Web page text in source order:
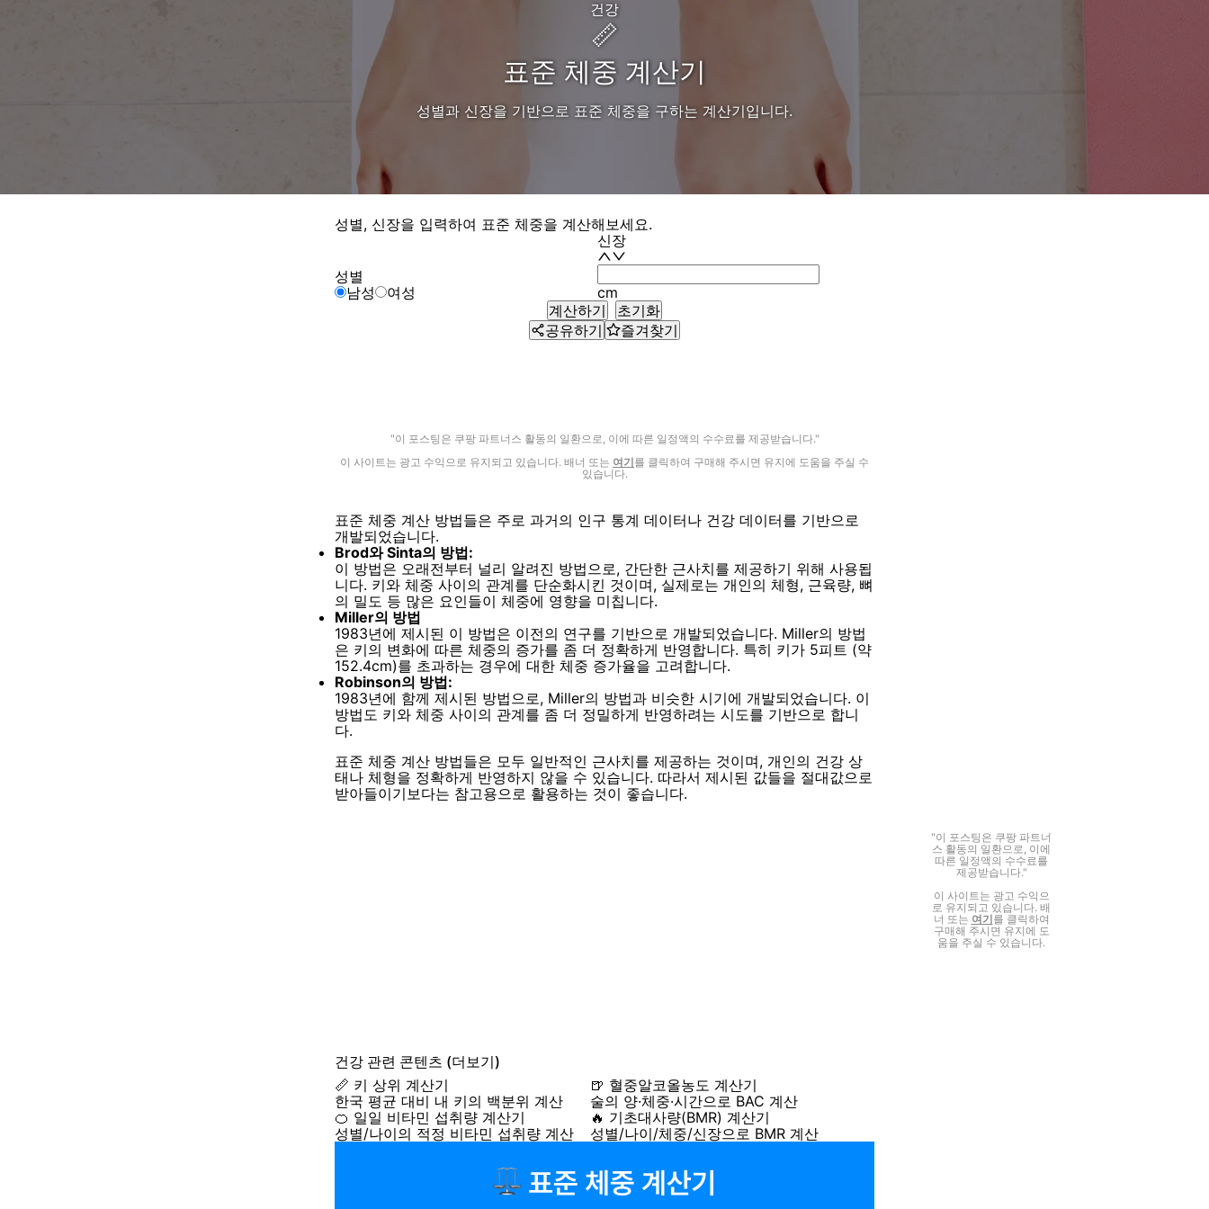
건강
📏
표준 체중 계산기
성별과 신장을 기반으로 표준 체중을 구하는 계산기입니다.
성별, 신장을 입력하여 표준 체중을 계산해보세요.
성별
남성
여성
신장
cm
계산하기
초기화
공유하기
즐겨찾기
"이 포스팅은 쿠팡 파트너스 활동의 일환으로, 이에 따른 일정액의 수수료를 제공받습니다."
이 사이트는 광고 수익으로 유지되고 있습니다. 배너 또는 여기를 클릭하여 구매해 주시면 유지에 도움을 주실 수
있습니다.
표준 체중 계산 방법들은 주로 과거의 인구 통계 데이터나 건강 데이터를 기반으로
개발되었습니다.
Brod와 Sinta의 방법:
이 방법은 오래전부터 널리 알려진 방법으로, 간단한 근사치를 제공하기 위해 사용됩
니다. 키와 체중 사이의 관계를 단순화시킨 것이며, 실제로는 개인의 체형, 근육량, 뼈
의 밀도 등 많은 요인들이 체중에 영향을 미칩니다.
Miller의 방법
1983년에 제시된 이 방법은 이전의 연구를 기반으로 개발되었습니다. Miller의 방법
은 키의 변화에 따른 체중의 증가를 좀 더 정확하게 반영합니다. 특히 키가 5피트 (약
152.4cm)를 초과하는 경우에 대한 체중 증가율을 고려합니다.
Robinson의 방법:
1983년에 함께 제시된 방법으로, Miller의 방법과 비슷한 시기에 개발되었습니다. 이
방법도 키와 체중 사이의 관계를 좀 더 정밀하게 반영하려는 시도를 기반으로 합니
다.
표준 체중 계산 방법들은 모두 일반적인 근사치를 제공하는 것이며, 개인의 건강 상
태나 체형을 정확하게 반영하지 않을 수 있습니다. 따라서 제시된 값들을 절대값으로
받아들이기보다는 참고용으로 활용하는 것이 좋습니다.
"이 포스팅은 쿠팡 파트너
스 활동의 일환으로, 이에
따른 일정액의 수수료를
제공받습니다."
이 사이트는 광고 수익으
로 유지되고 있습니다. 배
너 또는 여기를 클릭하여
구매해 주시면 유지에 도
움을 주실 수 있습니다.
건강 관련 콘텐츠 (더보기)
📏 키 상위 계산기
한국 평균 대비 내 키의 백분위 계산
🍺 혈중알코올농도 계산기
술의 양·체중·시간으로 BAC 계산
🍊 일일 비타민 섭취량 계산기
성별/나이의 적정 비타민 섭취량 계산
🔥 기초대사량(BMR) 계산기
성별/나이/체중/신장으로 BMR 계산